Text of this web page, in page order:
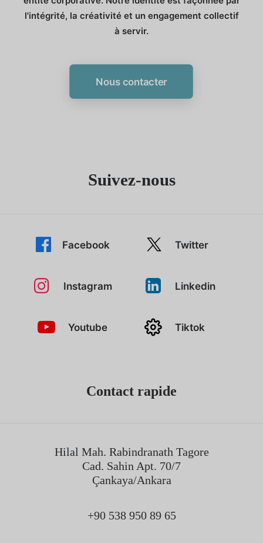
l'intégrité, la créativité et un engagement collectif
à servir.
Nous contacter
Suivez-nous
Facebook Twitter
Instagram Linkedin
Youtube Tiktok
Contact rapide
Hilal Mah. Rabindranath Tagore
Cad. Sahin Apt. 70/7
Çankaya/Ankara
+90 538 950 89 65